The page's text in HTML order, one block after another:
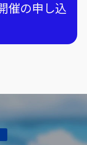
催の申し込